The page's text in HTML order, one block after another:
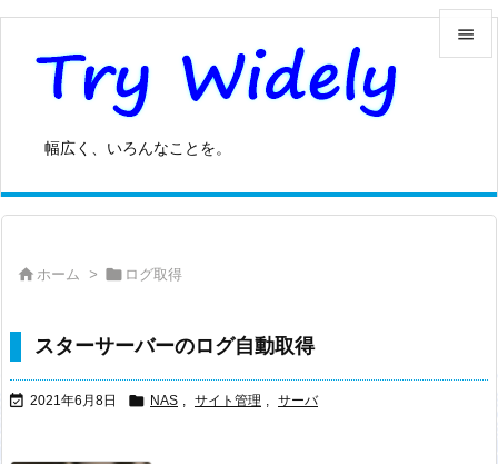
幅広く、いろんなことを。


前へ
 ホーム >  ログ取得
スターサーバーのログ自動取得
 2021年6月8日  NAS , サイト管理 , サーバ